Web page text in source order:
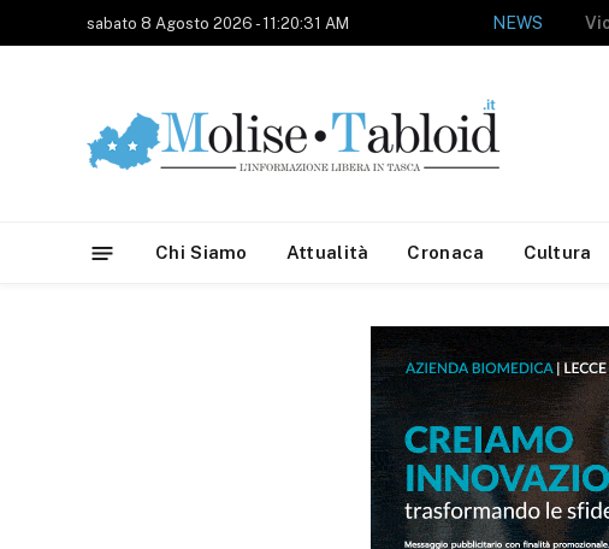
sabato 8 Agosto 2026 - 11:20:31 AM NEWS
Chi Siamo Attualità Cronaca Cultura